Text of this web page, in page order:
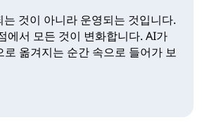
것이 아니라 운영되는 것입니다.
에서 모든 것이 변화합니다. AI가
로 옮겨지는 순간 속으로 들어가 보